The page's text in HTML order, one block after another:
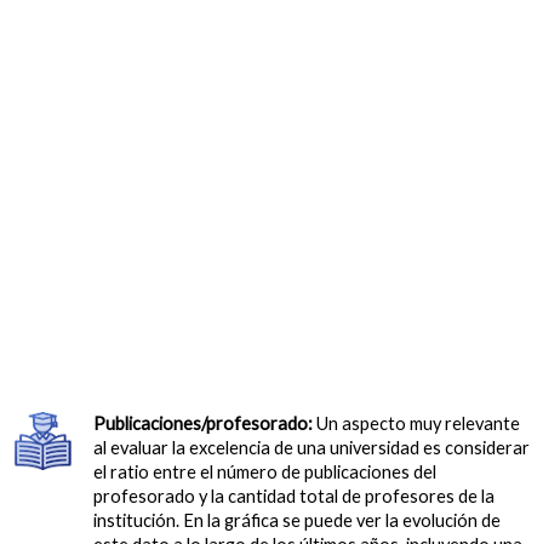
Publicaciones/profesorado:Un aspecto muy relevante
al evaluar la excelencia de una universidad es considerar
el ratio entre el número de publicaciones del
profesorado y la cantidad total de profesores de la
institución. En la gráfica se puede ver la evolución de